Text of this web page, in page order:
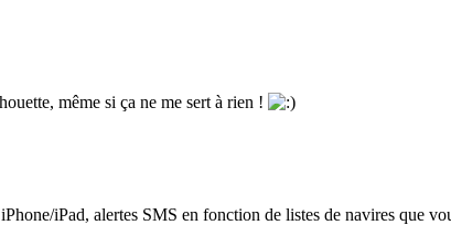
même si ça ne me sert à rien !
iPad, alertes SMS en fonction de listes de navires que